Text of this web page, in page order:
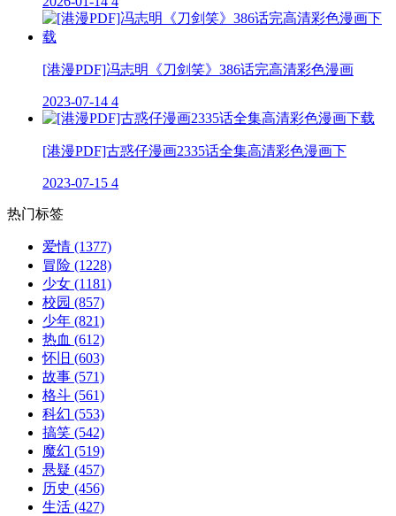
[港漫PDF]冯志明《刀剑笑》386话完高清彩色漫画
2023-07-14 4
[港漫PDF]古惑仔漫画2335话全集高清彩色漫画下
2023-07-15 4
热门标签
爱情 (1377)
冒险 (1228)
少女 (1181)
校园 (857)
少年 (821)
热血 (612)
怀旧 (603)
故事 (571)
格斗 (561)
科幻 (553)
搞笑 (542)
魔幻 (519)
悬疑 (457)
历史 (456)
生活 (427)